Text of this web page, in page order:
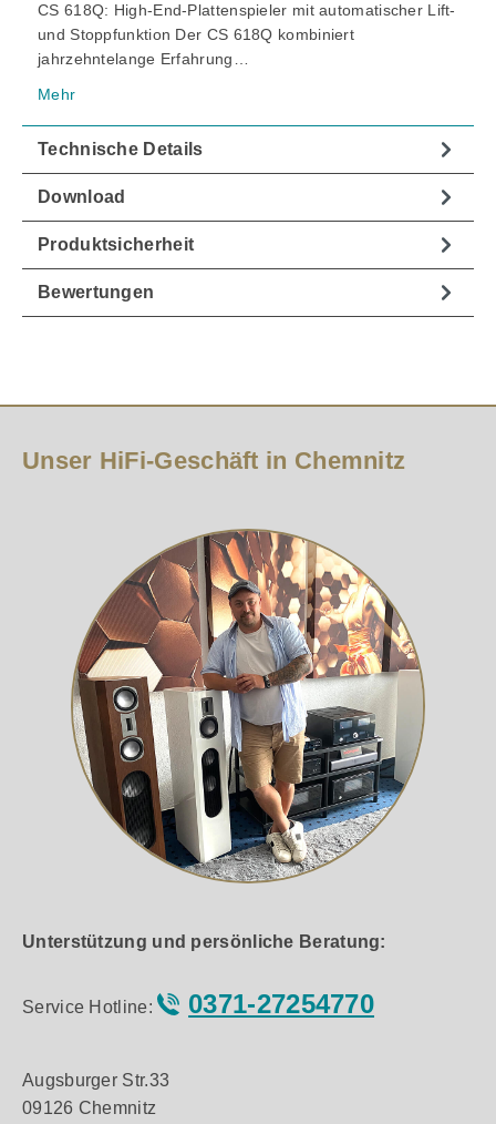
CS 618Q: High-End-Plattenspieler mit automatischer Lift-
und Stoppfunktion Der CS 618Q kombiniert
jahrzehntelange Erfahrung…
Mehr
Technische Details
Download
Produktsicherheit
Bewertungen
Unser HiFi-Geschäft in Chemnitz
Unterstützung und persönliche Beratung:
Service Hotline: 0371-27254770
Augsburger Str.33
09126 Chemnitz